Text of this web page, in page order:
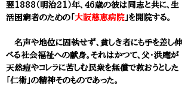
翌1888（明治21）年、46歳の彼は同志と共に、生
活困窮者のための「 大阪慈恵病院 」を開院する。
名声や地位に固執せず、貧しき者にも手を差し伸
べる社会福祉への献身。それはかつて、父・洪庵が
天然痘やコレラに苦しむ民衆を無償で救おうとした
「仁術」の精神そのものであった。